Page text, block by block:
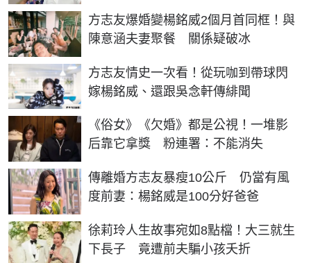
方志友爆婚變楊銘威2個月首同框！與
陳意涵夫妻聚餐 關係疑破冰
方志友情史一次看！從玩咖到帶球閃
嫁楊銘威、還跟吳念軒傳緋聞
《俗女》《欠婚》都是公視！一堆影
后靠它拿獎 粉連署：不能消失
傳離婚方志友暴瘦10公斤 仍當有風
度前妻：楊銘威是100分好爸爸
徐莉玲人生故事宛如8點檔！大三就生
下長子 竟遭前夫騙小孩夭折